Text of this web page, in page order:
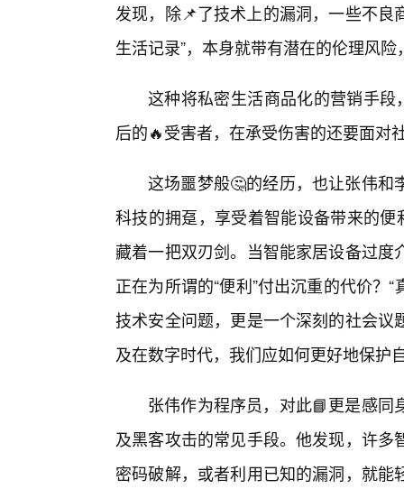
发现，除📌了技术上的漏洞，一些不良
生活记录”，本身就带有潜在的伦理风
这种将私密生活商品化的营销手段
后的🔥受害者，在承受伤害的还要面对
这场噩梦般🤔的经历，也让张伟和
科技的拥趸，享受着智能设备带来的
藏着一把双刃剑。当智能家居设备过
正在为所谓的“便利”付出沉重的代价？
技术安全问题，更是一个深刻的社会
及在数字时代，我们应如何更好地保护
张伟作为程序员，对此📘更是感
及黑客攻击的常见手段。他发现，许
密码破解，或者利用已知的漏洞，就